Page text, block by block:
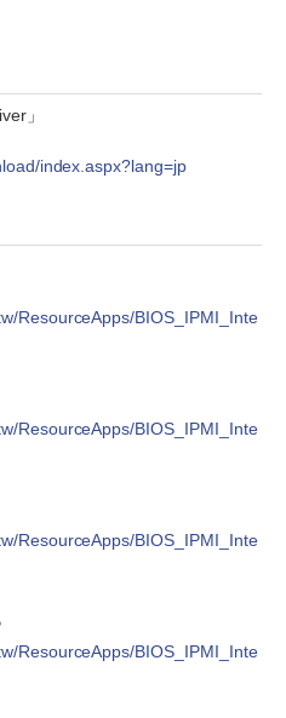
」
index.aspx?lang=jp
ResourceApps/BIOS_IPMI_Inte
ResourceApps/BIOS_IPMI_Inte
ResourceApps/BIOS_IPMI_Inte
ResourceApps/BIOS_IPMI_Inte